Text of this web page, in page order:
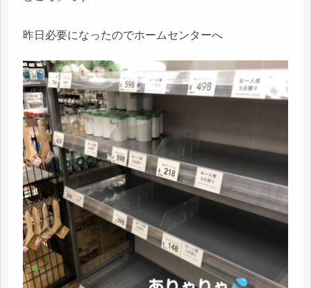
昨日必要になったのでホームセンターへ